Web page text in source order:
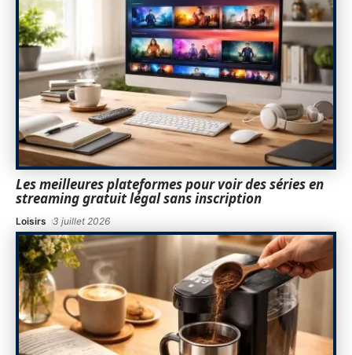
Les meilleures plateformes pour voir des séries en
streaming gratuit légal sans inscription
Loisirs 3 juillet 2026